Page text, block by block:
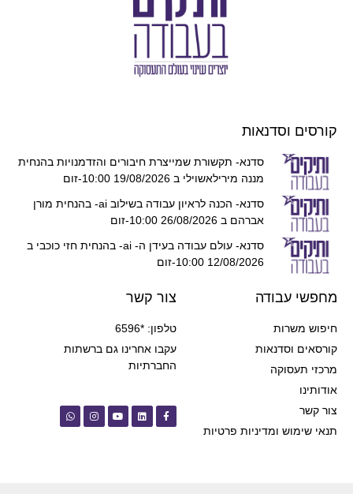
קורסים וסדנאות
סדנא- תקשורת שמייצרת חיבורים והזדמנויות בהנחית
מננה מירילאשוילי ב 19/08/2026 10:00-זום
סדנא- הכנה לראיון עבודה בשילוב ai- בהנחית מורן
אברהם ב 26/08/2026 10:00-זום
סדנא- עולם עבודה בעידן ה- ai- בהנחית חזי כוכבי ב
12/08/2026 10:00-זום
מחפשי עבודה
חיפוש משרות
קורסאים וסדנאות
מרכזי תעסוקה
אודותינו
צור קשר
תנאי שימוש ומדיניות פרטיות
צור קשר
טלפון: *6596
עקבו אחרינו גם ברשתות
החברתיות